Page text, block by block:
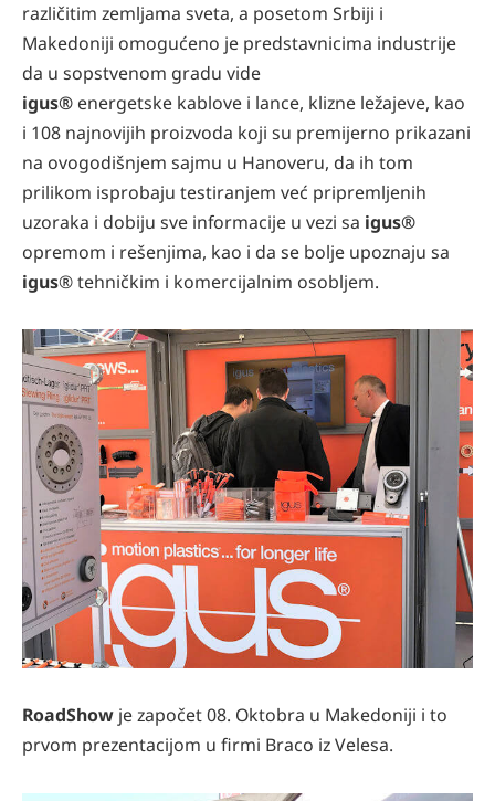
različitim zemljama sveta, a posetom Srbiji i
Makedoniji omogućeno je predstavnicima industrije
da u sopstvenom gradu vide
igus® energetske kablove i lance, klizne ležajeve, kao
i 108 najnovijih proizvoda koji su premijerno prikazani
na ovogodišnjem sajmu u Hanoveru, da ih tom
prilikom isprobaju testiranjem već pripremljenih
uzoraka i dobiju sve informacije u vezi sa igus®
opremom i rešenjima, kao i da se bolje upoznaju sa
igus® tehničkim i komercijalnim osobljem.
RoadShow je započet 08. Oktobra u Makedoniji i to
prvom prezentacijom u firmi Braco iz Velesa.